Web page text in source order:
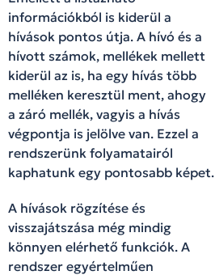
információkból is kiderül a
hívások pontos útja. A hívó és a
hívott számok, mellékek mellett
kiderül az is, ha egy hívás több
melléken keresztül ment, ahogy
a záró mellék, vagyis a hívás
végpontja is jelölve van. Ezzel a
rendszerünk folyamatairól
kaphatunk egy pontosabb képet.
A hívások rögzítése és
visszajátszása még mindig
könnyen elérhető funkciók. A
rendszer egyértelműen